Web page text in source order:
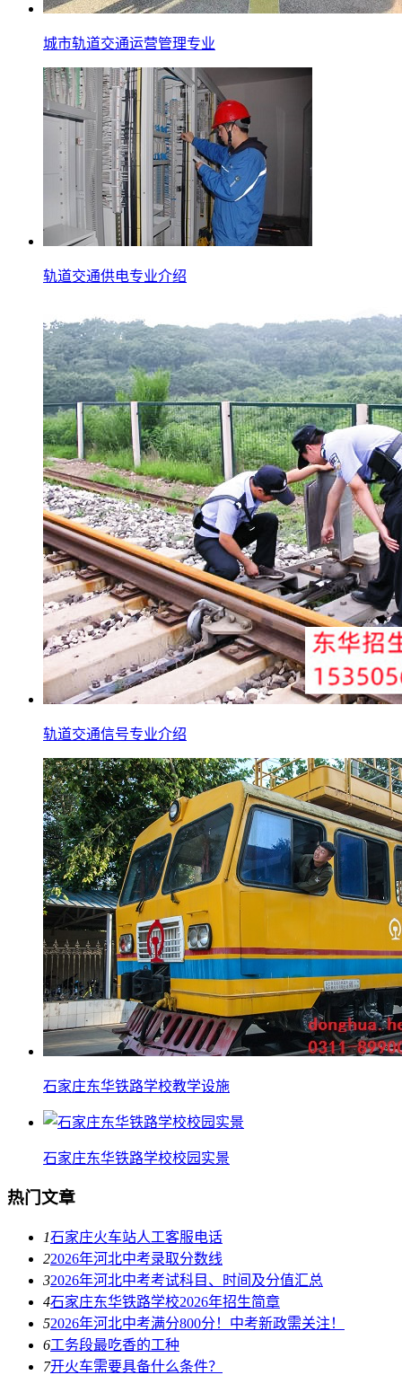
城市轨道交通运营管理专业
轨道交通供电专业介绍
轨道交通信号专业介绍
石家庄东华铁路学校教学设施
石家庄东华铁路学校校园实景
热门文章
1石家庄火车站人工客服电话
22026年河北中考录取分数线
32026年河北中考考试科目、时间及分值汇总
4石家庄东华铁路学校2026年招生简章
52026年河北中考满分800分！中考新政需关注！
6工务段最吃香的工种
7开火车需要具备什么条件？